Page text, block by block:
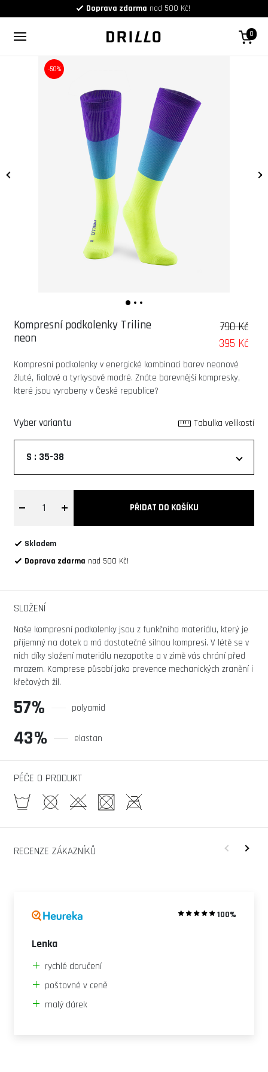
Doprava zdarma nad 500 Kč!
0
-50%
Kompresní podkolenky Triline
neon
790 Kč
395 Kč
Kompresní podkolenky v energické kombinaci barev neonové
žluté, fialové a tyrkysově modré. Znáte barevnější kompresky,
které jsou vyrobeny v České republice?
Vyber variantu Tabulka velikostí
S : 35-38
1 PŘIDAT DO KOŠÍKU
Skladem
Doprava zdarma nad 500 Kč!
SLOŽENÍ
Naše kompresní podkolenky jsou z funkčního materiálu, který je
příjemný na dotek a má dostatečně silnou kompresi. V létě se v
nich díky složení materiálu nezapotíte a v zimě vás chrání před
mrazem. Komprese působí jako prevence mechanických zranění i
křečových žil.
57% polyamid
43% elastan
PÉČE O PRODUKT
RECENZE ZÁKAZNÍKŮ
100%
Lenka
rychlé doručení
poštovné v ceně
malý dárek